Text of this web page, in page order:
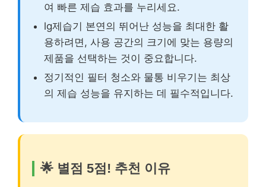
여 빠른 제습 효과를 누리세요.
lg제습기 본연의 뛰어난 성능을 최대한 활
용하려면, 사용 공간의 크기에 맞는 용량의
제품을 선택하는 것이 중요합니다.
정기적인 필터 청소와 물통 비우기는 최상
의 제습 성능을 유지하는 데 필수적입니다.
🌟 별점 5점! 추천 이유